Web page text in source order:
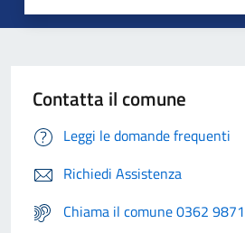
Contatta il comune
Leggi le domande frequenti
Richiedi Assistenza
Chiama il comune 0362 9871